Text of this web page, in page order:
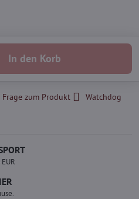
In den Korb
Frage zum Produkt
Watchdog